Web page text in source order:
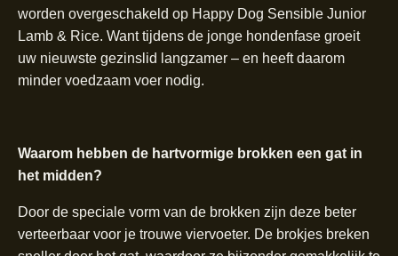
worden overgeschakeld op Happy Dog Sensible Junior
Lamb & Rice. Want tijdens de jonge hondenfase groeit
uw nieuwste gezinslid langzamer – en heeft daarom
minder voedzaam voer nodig.
Waarom hebben de hartvormige brokken een gat in
het midden?
Door de speciale vorm van de brokken zijn deze beter
verteerbaar voor je trouwe viervoeter. De brokjes breken